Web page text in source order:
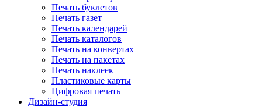
Печать буклетов
Печать газет
Печать календарей
Печать каталогов
Печать на конвертах
Печать на пакетах
Печать наклеек
Пластиковые карты
Цифровая печать
Дизайн-студия